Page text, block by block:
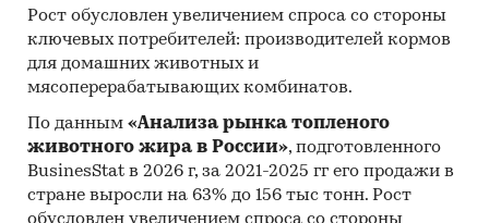
общей инфляцией за месяц. Данные за
актуальный месяц к предыдущему месяцу,
2009-2025
общей инфляцией за год. Данные за
актуальный месяц к предыдущему году,
2009-2025
Рост обусловлен увеличением спроса со стороны
ключевых потребителей: производителей кормов
для домашних животных и
мясоперерабатывающих комбинатов.
По данным «Анализа рынка топленого
животного жира в России», подготовленного
BusinesStat в 2026 г, за 2021-2025 гг его продажи в
стране выросли на 63% до 156 тыс тонн. Рост
обусловлен увеличением спроса со стороны